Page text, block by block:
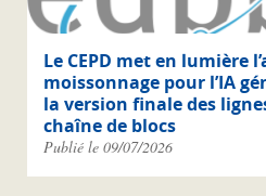
Le CEPD met en lumière
moissonnage pour l’IA
la version finale des
chaîne de blocs
Publié le 09/07/2026